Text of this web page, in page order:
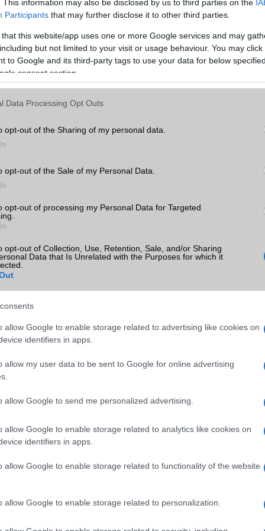
This information may also be disclosed by us to third parties on the
Participants that may further disclose it to other third parties.
that this website/app uses one or more Google services and may
but not limited to your visit or usage behaviour. You may
to Google and its third-party tags to use your data for below
consent section.
Data Processing Opt Outs
opt-out of the Sharing of my personal data.
opt-out of the Sale of my Personal Data.
opt-out of processing my Personal Data for Targeted
opt-out of Collection, Use, Retention, Sale, and/or Sharing
Data that Is Unrelated with the Purposes for which it
allow Google to enable storage related to advertising like cookies on
identifiers in apps.
allow my user data to be sent to Google for online advertising
allow Google to send me personalized advertising.
allow Google to enable storage related to analytics like cookies on
identifiers in apps.
allow Google to enable storage related to functionality of the website
allow Google to enable storage related to personalization.
Telefonkönyv db dinamikus
Min. memória 6 GB
ADATCSERE
MMS Nincs
Bluetooth v5,x
Wi-Fi (alap)g/b v6 (ax)
Wi-Fi extra
NFC Van
GPS
AKKUMULÁTOR